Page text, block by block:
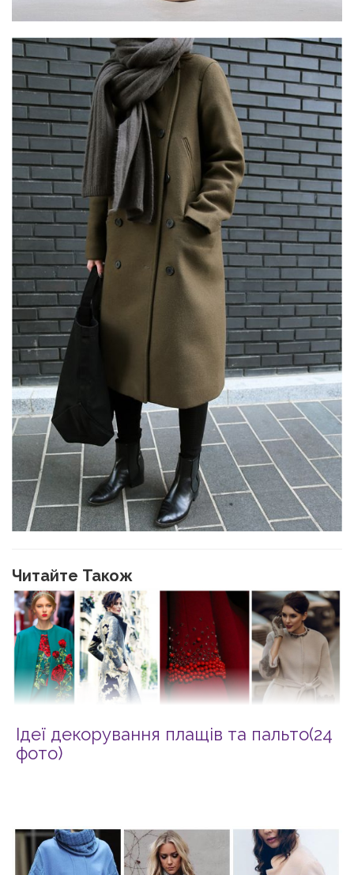
Читайте Також
Ідеї декорування плащів та пальто(24
фото)